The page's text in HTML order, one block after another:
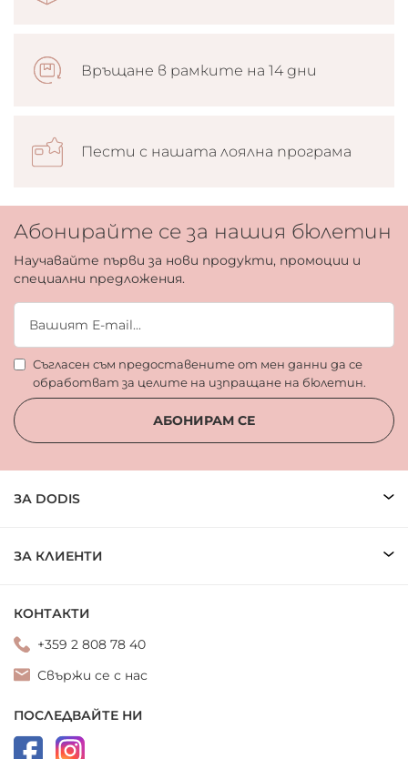
Връщане в рамките на 14 дни
Пести с нашата лоялна програма
Абонирайте се за нашия бюлетин
Научавайте първи за нови продукти, промоции и
специални предложения.
Съгласен съм предоставените от мен данни да се
обработват за целите на изпращане на бюлетин.
АБОНИРАМ СЕ
ЗА DODIS
ЗА КЛИЕНТИ
КОНТАКТИ
+359 2 808 78 40
Свържи се с нас
ПОСЛЕДВАЙТЕ НИ